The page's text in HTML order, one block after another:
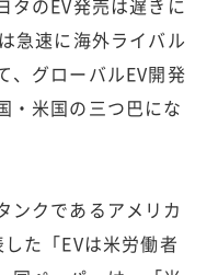
急速に海外ライバル
、グローバルEV開発
・米国の三つ巴にな
クであるアメリカ
た「EVは米労働者